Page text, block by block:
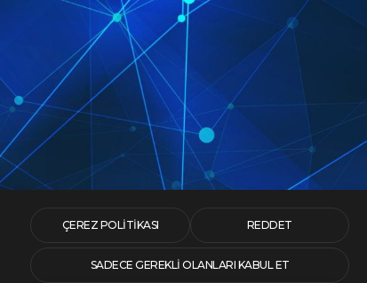
ÇEREZ POLITIKASI REDDET
SADECE GEREKLI OLANLARI KABUL ET